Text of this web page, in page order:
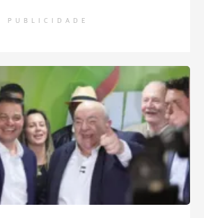
PUBLICIDADE